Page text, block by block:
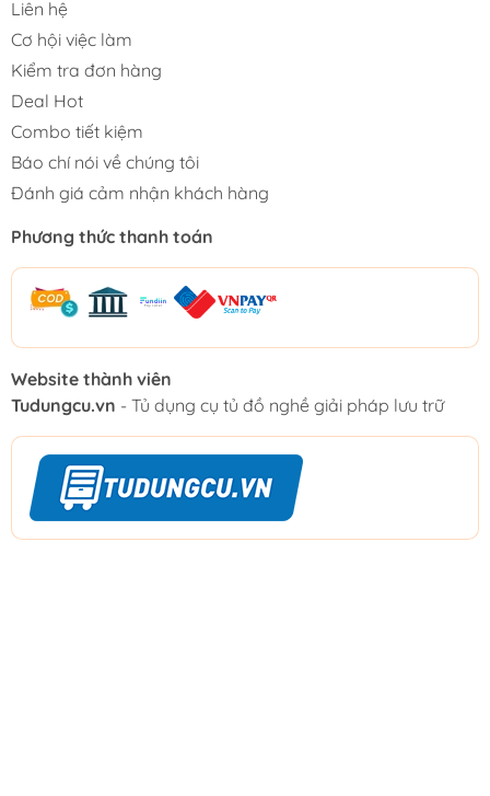
Liên hệ
Cơ hội việc làm
Kiểm tra đơn hàng
Deal Hot
Combo tiết kiệm
Báo chí nói về chúng tôi
Đánh giá cảm nhận khách hàng
Phương thức thanh toán
Website thành viên
Tudungcu.vn - Tủ dụng cụ tủ đồ nghề giải pháp lưu trữ